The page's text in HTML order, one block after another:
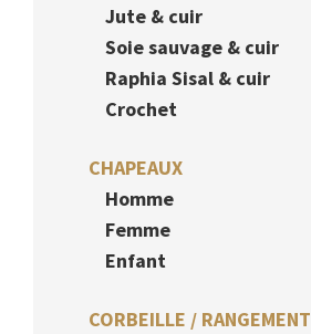
Jute & cuir
Soie sauvage & cuir
Raphia Sisal & cuir
Crochet
CHAPEAUX
Homme
Femme
Enfant
CORBEILLE / RANGEMENT